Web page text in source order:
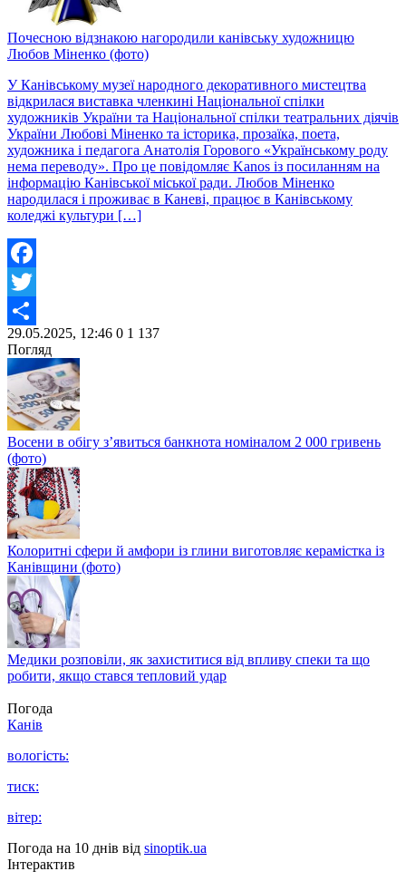
Почесною відзнакою нагородили канівську художницю
Любов Міненко (фото)
У Канівському музеї народного декоративного мистецтва
відкрилася виставка членкині Національної спілки
художників України та Національної спілки театральних діячів
України Любові Міненко та історика, прозаїка, поета,
художника і педагога Анатолія Горового «Українському роду
нема переводу». Про це повідомляє Kanos із посиланням на
інформацію Канівської міської ради. Любов Міненко
народилася і проживає в Каневі, працює в Канівському
коледжі культури […]
Facebook
Twitter
Share
29.05.2025, 12:46 0 1 137
Погляд
Восени в обігу з’явиться банкнота номіналом 2 000 гривень
(фото)
Колоритні сфери й амфори із глини виготовляє керамістка із
Канівщини (фото)
Медики розповіли, як захиститися від впливу спеки та що
робити, якщо стався тепловий удар
Погода
Канів
вологість:
тиск:
вітер:
Погода на 10 днів від sinoptik.ua
Інтерактив